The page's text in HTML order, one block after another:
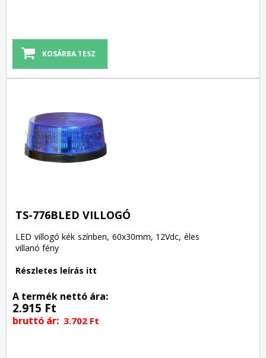
TS-776BLED VILLOGÓ
LED villogó kék színben, 60x30mm, 12Vdc, éles
villanó fény
Részletes leírás itt
A termék nettó ára:
2.915 Ft
bruttó ár: 3.702 Ft